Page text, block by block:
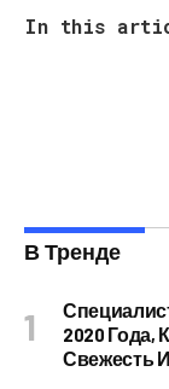
In this
В Тренде
2020 Года,
Свежесть